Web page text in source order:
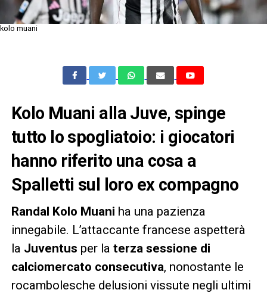
kolo muani
Kolo Muani alla Juve, spinge
tutto lo spogliatoio: i giocatori
hanno riferito una cosa a
Spalletti sul loro ex compagno
Randal Kolo Muani ha una pazienza
innegabile. L’attaccante francese aspetterà
la Juventus per la terza sessione di
calciomercato consecutiva, nonostante le
rocambolesche delusioni vissute negli ultimi